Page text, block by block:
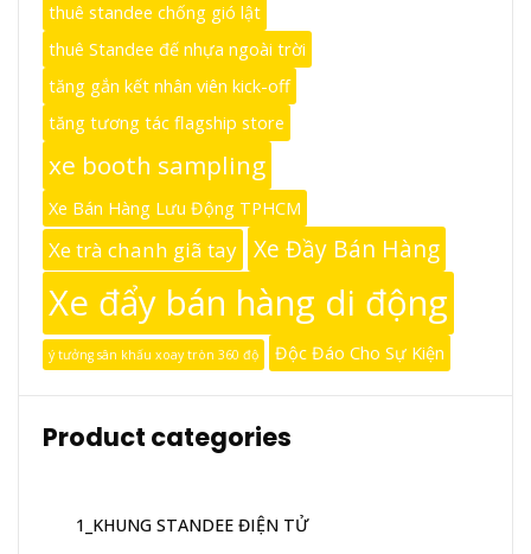
thuê standee chống gió lật
thuê Standee đế nhựa ngoài trời
tăng gắn kết nhân viên kick-off
tăng tương tác flagship store
xe booth sampling
Xe Bán Hàng Lưu Động TPHCM
Xe trà chanh giã tay Xe Đầy Bán Hàng
Xe đẩy bán hàng di động
ý tưởng sân khấu xoay tròn 360 độ Độc Đáo Cho Sự Kiện
Product categories
1_KHUNG STANDEE ĐIỆN TỬ